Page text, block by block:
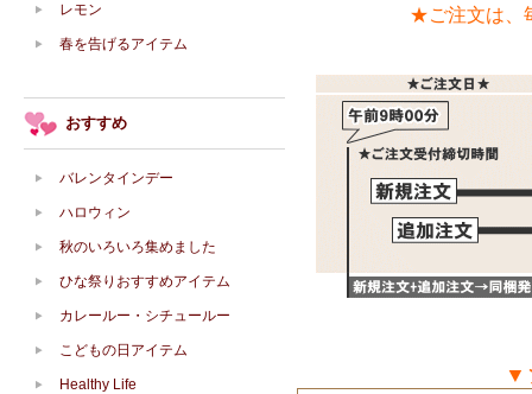
★ご注文は、
▼
レモン
春を告げるアイテム
おすすめ
バレンタインデー
ハロウィン
秋のいろいろ集めました
ひな祭りおすすめアイテム
カレールー・シチュールー
こどもの日アイテム
Healthy Life